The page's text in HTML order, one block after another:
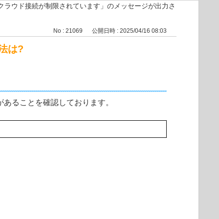
ラウド接続が制限されています」のメッセージが出力さ
No : 21069 公開日時 : 2025/04/16 08:03
は?
ることを確認しております。